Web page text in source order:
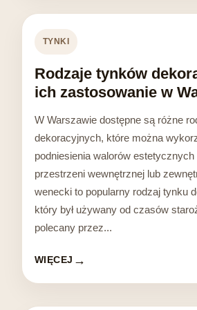
TYNKI
Rodzaje tynków
ich zastosowanie w
W Warszawie dostępne są różne
dekoracyjnych, które można
podniesienia walorów estetycznych
przestrzeni wewnętrznej lub
wenecki to popularny rodzaj tynku
który był używany od czasów
polecany przez...
WIĘCEJ